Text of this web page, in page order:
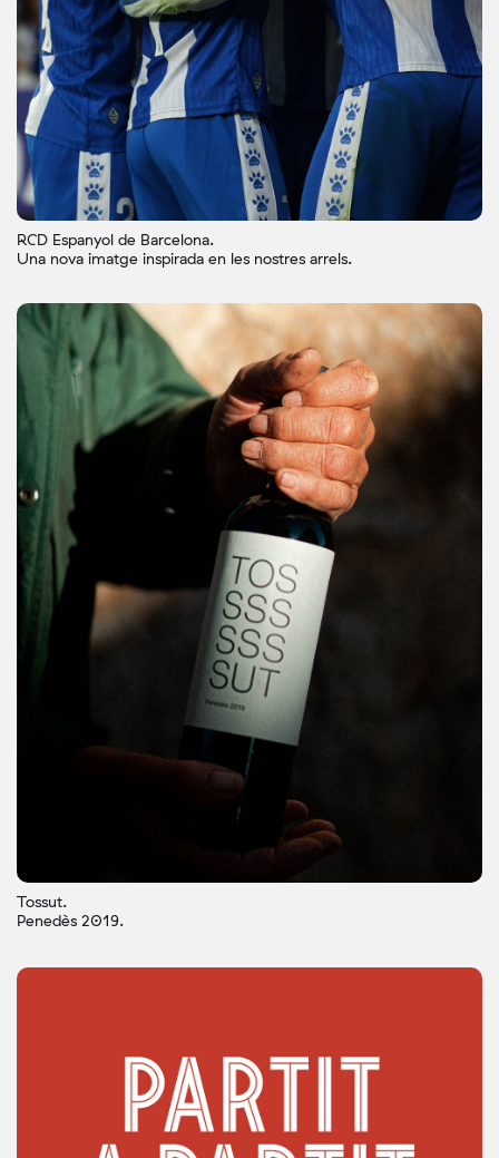
RCD Espanyol de Barcelona.
Una nova imatge inspirada en les nostres arrels.
Tossut.
Penedès 2019.